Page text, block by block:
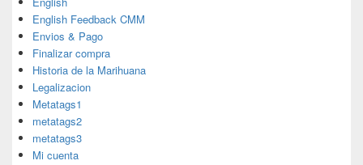
English Feedback CMM
Envios & Pago
Finalizar compra
Historia de la Marihuana
Legalizacion
Metatags1
metatags2
metatags3
Mi cuenta